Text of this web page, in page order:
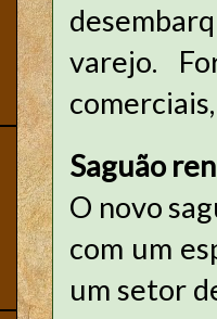
varejo.
Saguão
O novo
com um
um setor